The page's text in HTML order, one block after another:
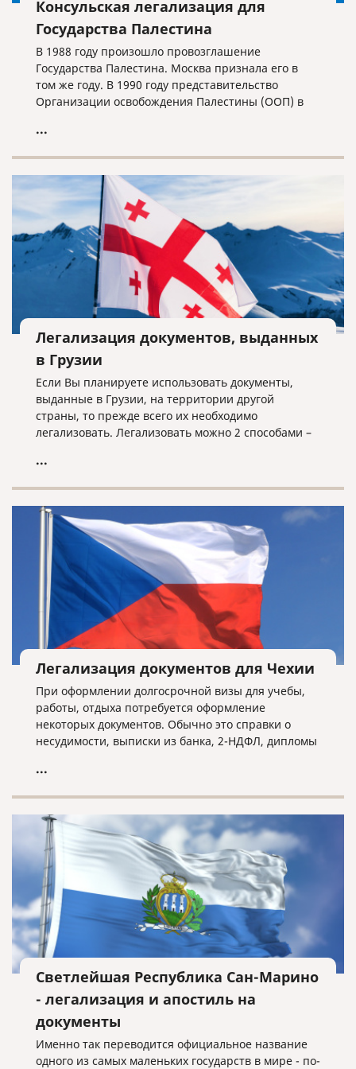
Консульская легализация для
Государства Палестина
В 1988 году произошло провозглашение
Государства Палестина. Москва признала его в
том же году. В 1990 году представительство
Организации освобождения Палестины (ООП) в
представитель Палестины - полномочия посла.
...
Легализация документов, выданных
в Грузии
Если Вы планируете использовать документы,
выданные в Грузии, на территории другой
страны, то прежде всего их необходимо
легализовать. Легализовать можно 2 способами –
консульская легализация. Для того, чтобы понять
Если страна входит в список стран подписавших
Гаагскую конвенцию, то проставляется штамп
апостиль. Если не входит, то выполняется полная
консульская легализация.
...
Легализация документов для Чехии
При оформлении долгосрочной визы для учебы,
работы, отдыха потребуется оформление
некоторых документов. Обычно это справки о
несудимости, выписки из банка, 2-НДФЛ, дипломы
...
Светлейшая Республика Сан-Марино
- легализация и апостиль на
документы
Именно так переводится официальное название
одного из самых маленьких государств в мире - по-